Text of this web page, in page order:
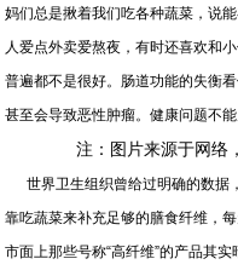
妈们总是揪着我们吃各种蔬菜，说
人爱点外卖爱熬夜，有时还喜欢和
普遍都不是很好。肠道功能的失衡
甚至会导致恶性肿瘤。健康问题不
注：图片来源于网络
世界卫生组织曾给过明确的数据
靠吃蔬菜来补充足够的膳食纤维，
市面上那些号称“高纤维”的产品其